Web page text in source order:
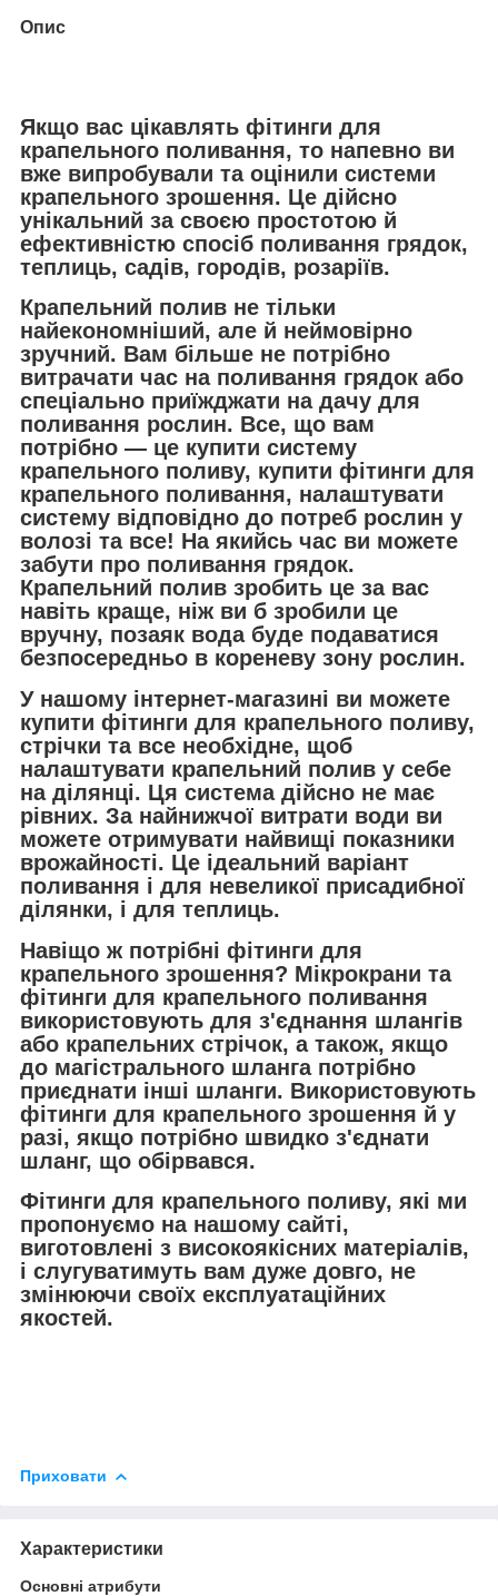
Опис
Якщо вас цікавлять фітинги для
крапельного поливання, то напевно ви
вже випробували та оцінили системи
крапельного зрошення. Це дійсно
унікальний за своєю простотою й
ефективністю спосіб поливання грядок,
теплиць, садів, городів, розаріїв.
Крапельний полив не тільки
найекономніший, але й неймовірно
зручний. Вам більше не потрібно
витрачати час на поливання грядок або
спеціально приїжджати на дачу для
поливання рослин. Все, що вам
потрібно — це купити систему
крапельного поливу, купити фітинги для
крапельного поливання, налаштувати
систему відповідно до потреб рослин у
волозі та все! На якийсь час ви можете
забути про поливання грядок.
Крапельний полив зробить це за вас
навіть краще, ніж ви б зробили це
вручну, позаяк вода буде подаватися
безпосередньо в кореневу зону рослин.
У нашому інтернет-магазині ви можете
купити фітинги для крапельного поливу,
стрічки та все необхідне, щоб
налаштувати крапельний полив у себе
на ділянці. Ця система дійсно не має
рівних. За найнижчої витрати води ви
можете отримувати найвищі показники
врожайності. Це ідеальний варіант
поливання і для невеликої присадибної
ділянки, і для теплиць.
Навіщо ж потрібні фітинги для
крапельного зрошення? Мікрокрани та
фітинги для крапельного поливання
використовують для з'єднання шлангів
або крапельних стрічок, а також, якщо
до магістрального шланга потрібно
приєднати інші шланги. Використовують
фітинги для крапельного зрошення й у
разі, якщо потрібно швидко з'єднати
шланг, що обірвався.
Фітинги для крапельного поливу, які ми
пропонуємо на нашому сайті,
виготовлені з високоякісних матеріалів,
і слугуватимуть вам дуже довго, не
змінюючи своїх експлуатаційних
якостей.
Приховати
Характеристики
Основні атрибути